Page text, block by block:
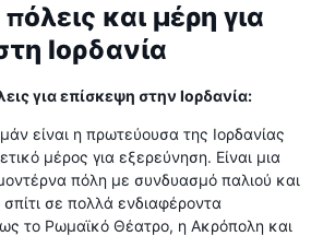
και μέρη για
Ιορδανία
για επίσκεψη στην Ιορδανία:
είναι η πρωτεύουσα της Ιορδανίας
μέρος για εξερεύνηση. Είναι μια
πόλη με συνδυασμό παλιού και
σπίτι σε πολλά ενδιαφέροντα
το Ρωμαϊκό Θέατρο, η Ακρόπολη και